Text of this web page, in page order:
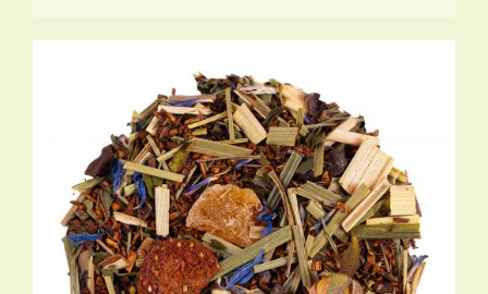
OPTIES SELECTEREN DIT
PRODUCT
/ DETAILS